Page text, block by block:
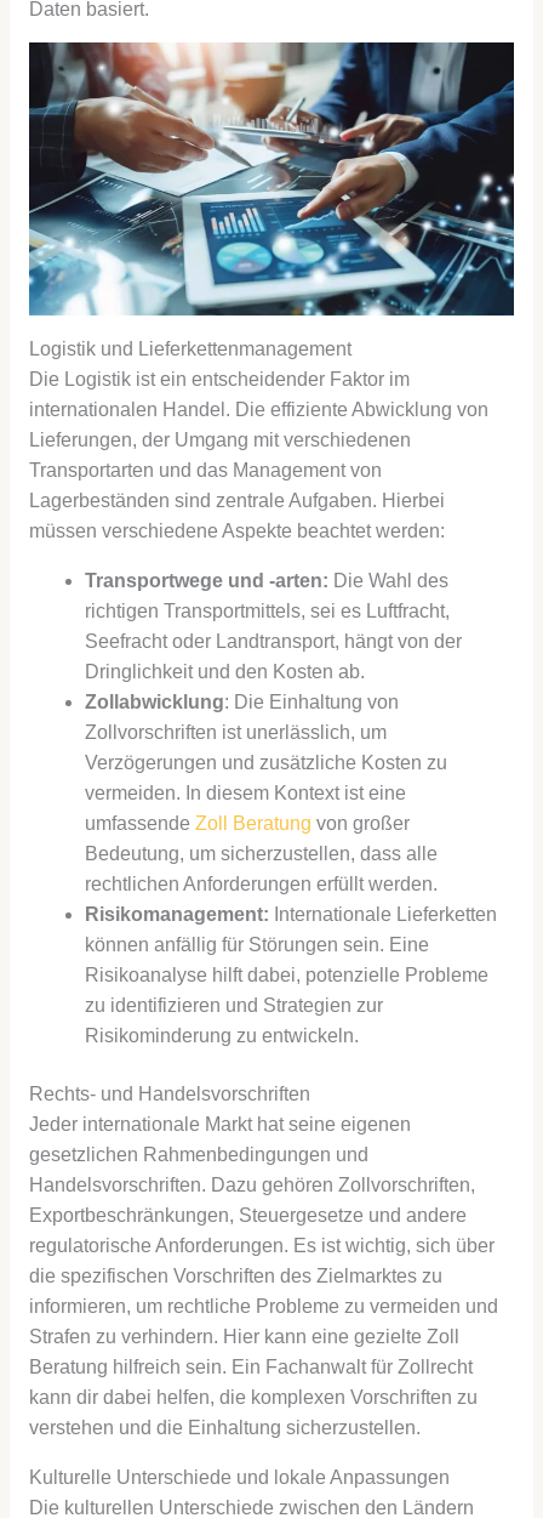
Daten basiert.
Logistik und Lieferkettenmanagement
Die Logistik ist ein entscheidender Faktor im
internationalen Handel. Die effiziente Abwicklung von
Lieferungen, der Umgang mit verschiedenen
Transportarten und das Management von
Lagerbeständen sind zentrale Aufgaben. Hierbei
müssen verschiedene Aspekte beachtet werden:
Transportwege und -arten: Die Wahl des
richtigen Transportmittels, sei es Luftfracht,
Seefracht oder Landtransport, hängt von der
Dringlichkeit und den Kosten ab.
Zollabwicklung: Die Einhaltung von
Zollvorschriften ist unerlässlich, um
Verzögerungen und zusätzliche Kosten zu
vermeiden. In diesem Kontext ist eine
umfassendeZoll Beratung von großer
Bedeutung, um sicherzustellen, dass alle
rechtlichen Anforderungen erfüllt werden.
Risikomanagement: Internationale Lieferketten
können anfällig für Störungen sein. Eine
Risikoanalyse hilft dabei, potenzielle Probleme
zu identifizieren und Strategien zur
Risikominderung zu entwickeln.
Rechts- und Handelsvorschriften
Jeder internationale Markt hat seine eigenen
gesetzlichen Rahmenbedingungen und
Handelsvorschriften. Dazu gehören Zollvorschriften,
Exportbeschränkungen, Steuergesetze und andere
regulatorische Anforderungen. Es ist wichtig, sich über
die spezifischen Vorschriften des Zielmarktes zu
informieren, um rechtliche Probleme zu vermeiden und
Strafen zu verhindern. Hier kann eine gezielte Zoll
Beratung hilfreich sein. Ein Fachanwalt für Zollrecht
kann dir dabei helfen, die komplexen Vorschriften zu
verstehen und die Einhaltung sicherzustellen.
Kulturelle Unterschiede und lokale Anpassungen
Die kulturellen Unterschiede zwischen den Ländern